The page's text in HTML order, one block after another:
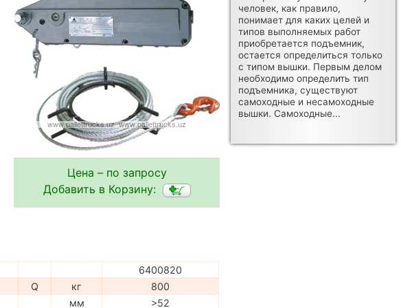
Цена – по запросу
Добавить в Корзину:
6400820
Q кг
800
мм >52
человек, как правило,
понимает для каких целей и
типов выполняемых работ
приобретается подъемник,
остается определиться только
с типом вышки. Первым делом
необходимо определить тип
подъемника, существуют
самоходные и несамоходные
вышки. Самоходные...